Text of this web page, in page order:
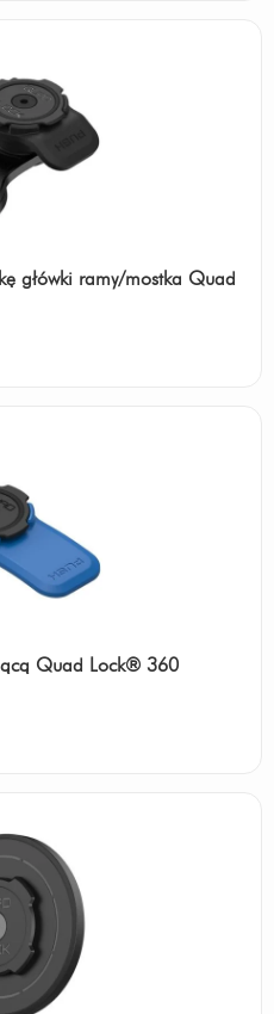
główki ramy/mostka Quad
Quad Lock® 360